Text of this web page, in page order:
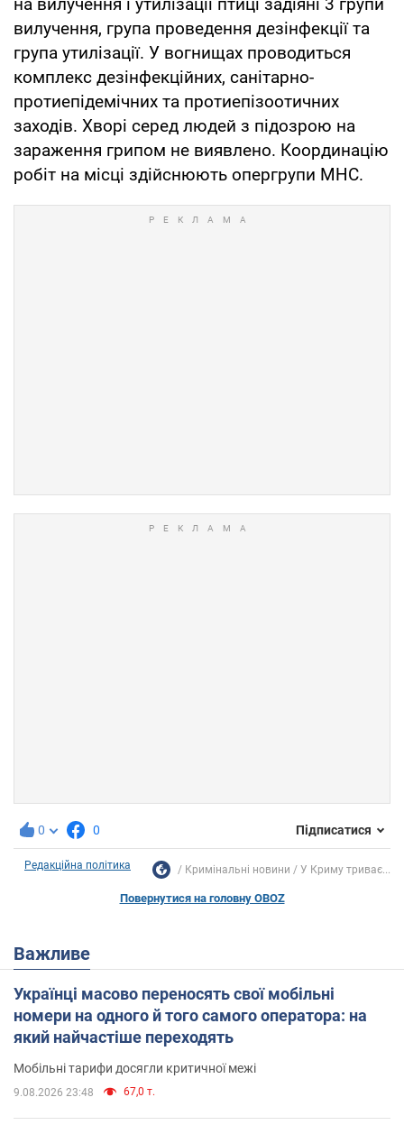
вилучення, група проведення дезінфекції та
група утилізації. У вогнищах проводиться
комплекс дезінфекційних, санітарно-
протиепідемічних та протиепізоотичних
заходів. Хворі серед людей з підозрою на
зараження грипом не виявлено. Координацію
робіт на місці здійснюють опергрупи МНС.
0 0 Підписатися
Редакційна політика Кримінальні новини У Криму триває...
Повернутися на головну OBOZ
Важливе
Українці масово переносять свої мобільні
номери на одного й того самого оператора: на
який найчастіше переходять
Мобільні тарифи досягли критичної межі
9.08.2026 23:48 67,0 т.